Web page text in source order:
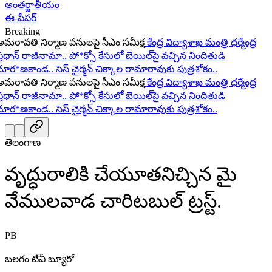
అంతర్జాతీయం
ఈ-పేపర్
Breaking
నిర్మాణ పనులపై సీఎం సమీక్ష కేంద్ర విద్యాశాఖ మంత్రి ధర్మేంద్ర
రాజీనామా.. పో*క్సో కేసులో బెయిల్‌పై వచ్చిన నిందితుడి
సెస్ చైర్మన్ చిక్కాల రామారావుకు పుత్రశోకం..
నిర్మాణ పనులపై సీఎం సమీక్ష కేంద్ర విద్యాశాఖ మంత్రి ధర్మేంద్ర
రాజీనామా.. పో*క్సో కేసులో బెయిల్‌పై వచ్చిన నిందితుడి
సెస్ చైర్మన్ చిక్కాల రామారావుకు పుత్రశోకం..
తెలంగాణ
వృద్ధురాలికి చేయూతనిచ్చిన మై
వేములవాడ చారిటబుల్ ట్రస్ట్.
PB
బలగం టీవీ బ్యూరో